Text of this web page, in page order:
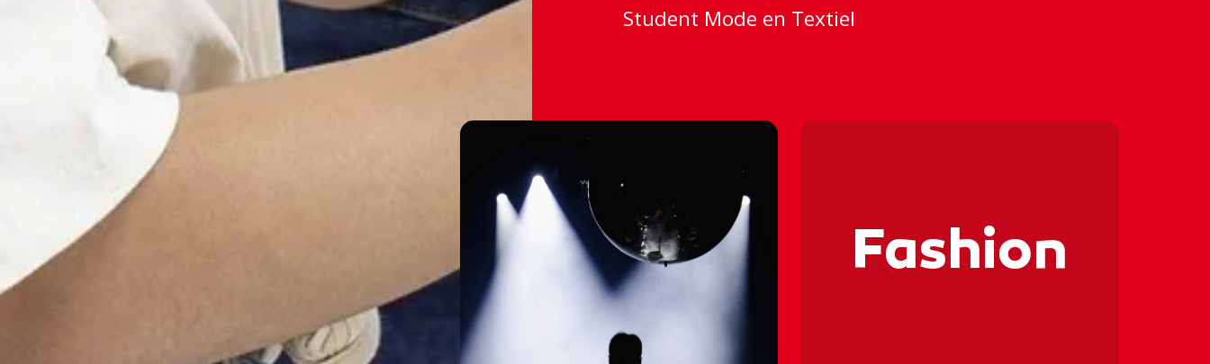
Student Mode en Textiel
Fashion